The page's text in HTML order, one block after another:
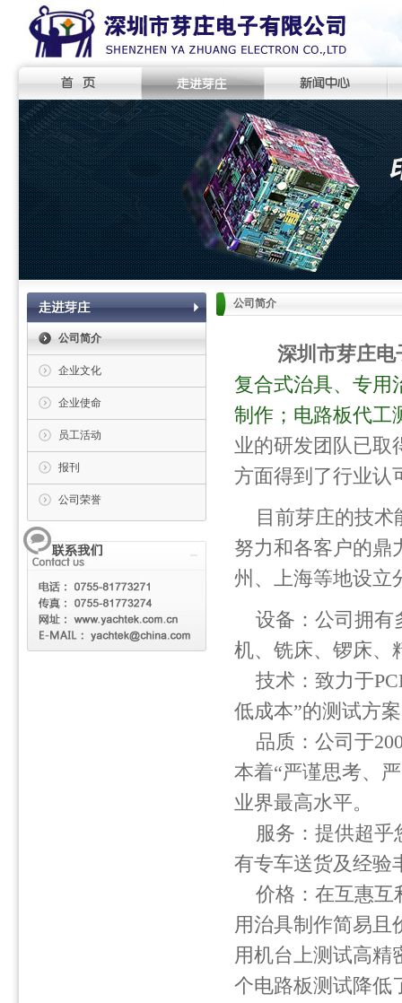
公司简介
企业文化
企业使命
员工活动
报刊
公司荣誉
公司简介
深圳市芽庄电
复合式治具、专用
制作；电路板代工
业的研发团队已取
方面得到了行业认
目前芽庄的技
努力和各客户的鼎
州、上海等地设立
设备：公司拥有
机、铣床、锣床、
技术：致力于
低成本”的测试方
品质：公司于
本着“严谨思考、
业界最高水平。
服务：提供超乎
有专车送货及经验
价格：在互惠互
用治具制作简易且
用机台上测试高精
个电路板测试降低